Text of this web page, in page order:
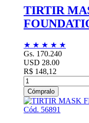
TIRTIR
★ ★ ★ ★ ★
Gs. 170.240
USD 28.00
R$ 148,12
Cómpralo
Cód. 56891